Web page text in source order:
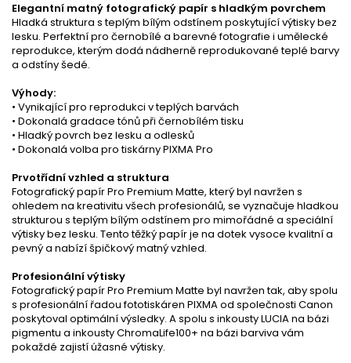
Elegantní matný fotografický papír s hladkým povrchem
Hladká struktura s teplým bílým odstínem poskytující výtisky bez
lesku. Perfektní pro černobílé a barevné fotografie i umělecké
reprodukce, kterým dodá nádherně reprodukované teplé barvy
a odstíny šedé.
Výhody:
• Vynikající pro reprodukci v teplých barvách
• Dokonalá gradace tónů při černobílém tisku
• Hladký povrch bez lesku a odlesků
• Dokonalá volba pro tiskárny PIXMA Pro
Prvotřídní vzhled a struktura
Fotografický papír Pro Premium Matte, který byl navržen s
ohledem na kreativitu všech profesionálů, se vyznačuje hladkou
strukturou s teplým bílým odstínem pro mimořádné a speciální
výtisky bez lesku. Tento těžký papír je na dotek vysoce kvalitní a
pevný a nabízí špičkový matný vzhled.
Profesionální výtisky
Fotografický papír Pro Premium Matte byl navržen tak, aby spolu
s profesionální řadou fototiskáren PIXMA od společnosti Canon
poskytoval optimální výsledky. A spolu s inkousty LUCIA na bázi
pigmentu a inkousty ChromaLife100+ na bázi barviva vám
pokaždé zajistí úžasné výtisky.